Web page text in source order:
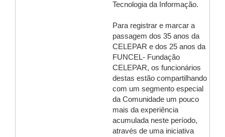
Tecnologia da Informação.
Para registrar e marcar a
passagem dos 35 anos da
CELEPAR e dos 25 anos da
FUNCEL- Fundação
CELEPAR, os funcionários
destas estão compartilhando
com um segmento especial
da Comunidade um pouco
mais da experiência
acumulada neste período,
através de uma iniciativa